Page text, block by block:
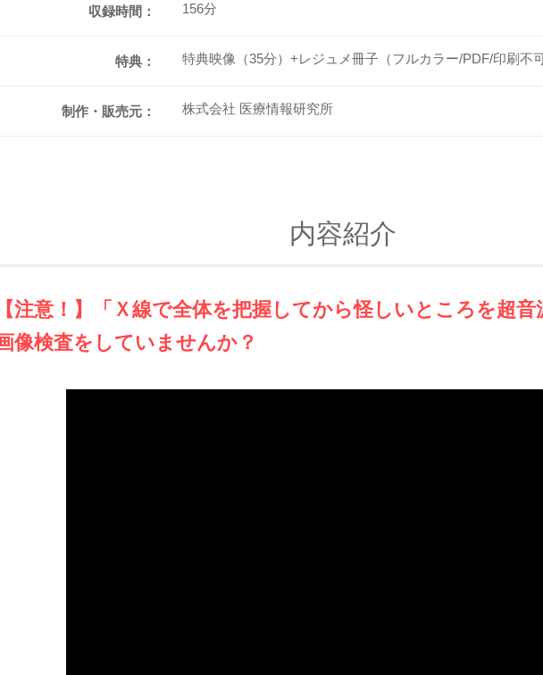
収録時間： 156分
特典： 特典映像（35分）+レジュメ冊子（フルカラー/PDF/印刷不
制作・販売元： 株式会社 医療情報研究所
内容紹介
【注意！】「Ｘ線で全体を把握してから怪しいところを超
像検査をしていませんか？